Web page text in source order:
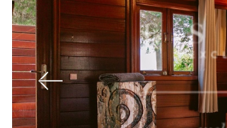
Acheter
Louer
Previous